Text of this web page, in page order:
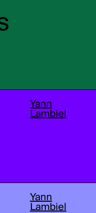
Yann
Lambiel
Yann
Lambiel